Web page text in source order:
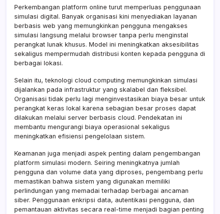
Perkembangan platform online turut memperluas penggunaan
simulasi digital. Banyak organisasi kini menyediakan layanan
berbasis web yang memungkinkan pengguna mengakses
simulasi langsung melalui browser tanpa perlu menginstal
perangkat lunak khusus. Model ini meningkatkan aksesibilitas
sekaligus mempermudah distribusi konten kepada pengguna di
berbagai lokasi.
Selain itu, teknologi cloud computing memungkinkan simulasi
dijalankan pada infrastruktur yang skalabel dan fleksibel.
Organisasi tidak perlu lagi menginvestasikan biaya besar untuk
perangkat keras lokal karena sebagian besar proses dapat
dilakukan melalui server berbasis cloud. Pendekatan ini
membantu mengurangi biaya operasional sekaligus
meningkatkan efisiensi pengelolaan sistem.
Keamanan juga menjadi aspek penting dalam pengembangan
platform simulasi modern. Seiring meningkatnya jumlah
pengguna dan volume data yang diproses, pengembang perlu
memastikan bahwa sistem yang digunakan memiliki
perlindungan yang memadai terhadap berbagai ancaman
siber. Penggunaan enkripsi data, autentikasi pengguna, dan
pemantauan aktivitas secara real-time menjadi bagian penting